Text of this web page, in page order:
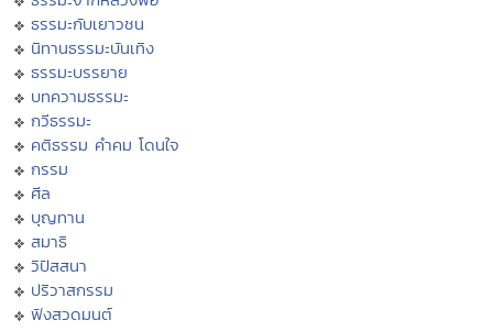
ธรรมะกับเยาวชน
นิทานธรรมะบันเทิง
ธรรมะบรรยาย
บทความธรรมะ
กวีธรรมะ
คติธรรม คำคม โดนใจ
กรรม
ศีล
บุญทาน
สมาธิ
วิปัสสนา
ปริวาสกรรม
ฟังสวดมนต์